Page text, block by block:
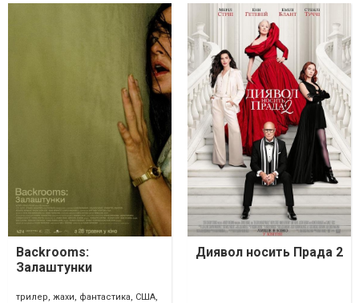
Backrooms:
Залаштунки
трилер, жахи, фантастика, США,
Диявол носить Прада 2